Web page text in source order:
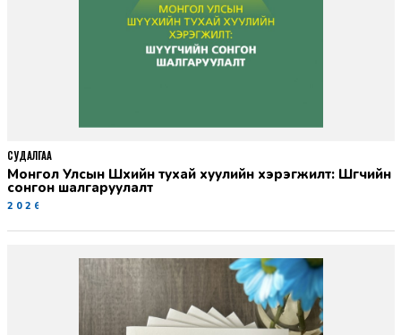
Монгол Улсын Шүүхийн тухай хуулийн хэрэгжилт: Шүүгчийн
сонгон шалгаруулалт
2026-06-19
СУДАЛГАА